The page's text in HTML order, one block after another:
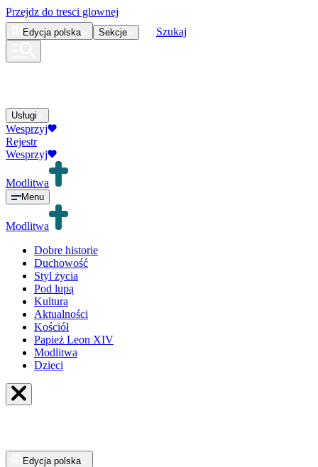
Przejdz do tresci glownej
Edycja polska Sekcje Szukaj
Usługi
Wesprzyj
Rejestr
Wesprzyj
Modlitwa
Menu
Modlitwa
Dobre historie
Duchowość
Styl życia
Pod lupą
Kultura
Aktualności
Kościół
Papież Leon XIV
Modlitwa
Dzieci
Edycja polska